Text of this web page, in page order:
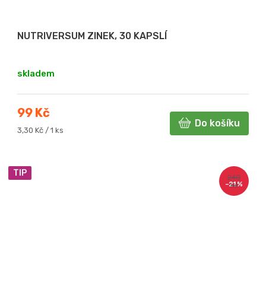
NUTRIVERSUM ZINEK, 30 KAPSLÍ
skladem
99 Kč
Měrná
3,30 Kč / 1 ks
Do košíku
TIP
240
Kč
–21 %